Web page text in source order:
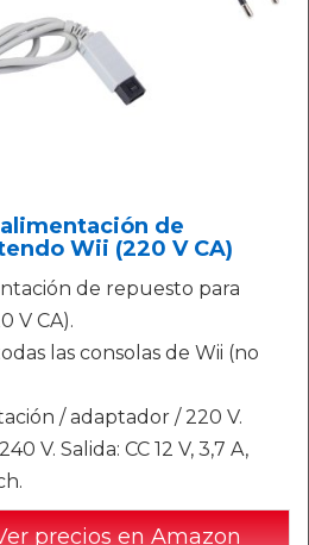
de
Wii (220 V CA)
de repuesto para
V CA).
las consolas de Wii (no
/ adaptador / 220 V.
V. Salida: CC 12 V, 3,7 A,
precios en Amazon